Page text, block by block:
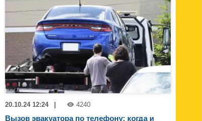
20.10.24 12:24 | 4240
Вызов эвакуатора по телефону: когда и